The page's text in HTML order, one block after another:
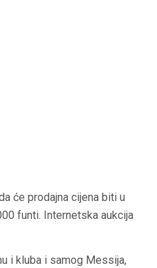
će prodajna cijena biti u
funti. Internetska aukcija
i kluba i samog Messija,